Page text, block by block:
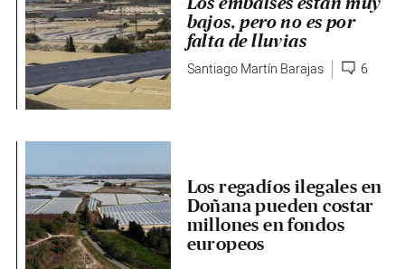
bajos, pero no es por
falta de lluvias
Santiago Martín Barajas 6
Los regadíos ilegales en
Doñana pueden costar
millones en fondos
europeos